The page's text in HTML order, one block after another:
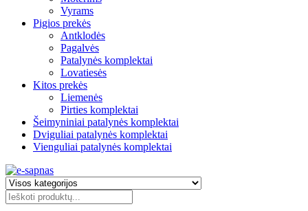
Vyrams
Pigios prekės
Antklodės
Pagalvės
Patalynės komplektai
Lovatiesės
Kitos prekės
Liemenės
Pirties komplektai
Šeimyniniai patalynės komplektai
Dviguliai patalynės komplektai
Vienguliai patalynės komplektai